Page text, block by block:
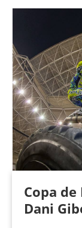
Copa de
Dani